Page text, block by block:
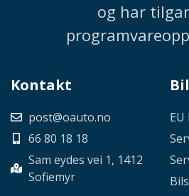
og har
Kontakt
post@oauto.no
66 80 18 18
Sam eydes vei 1, 1412
Sofiemyr